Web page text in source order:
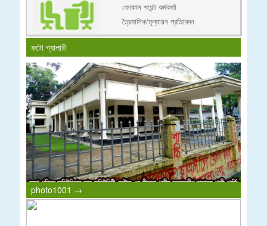
ফোকাল পয়েন্ট কর্মকর্তা
ত্রৈমাসিক/মূল্যায়ন প্রতিবেদন
ফটো গ্যালারী
photo1001 →